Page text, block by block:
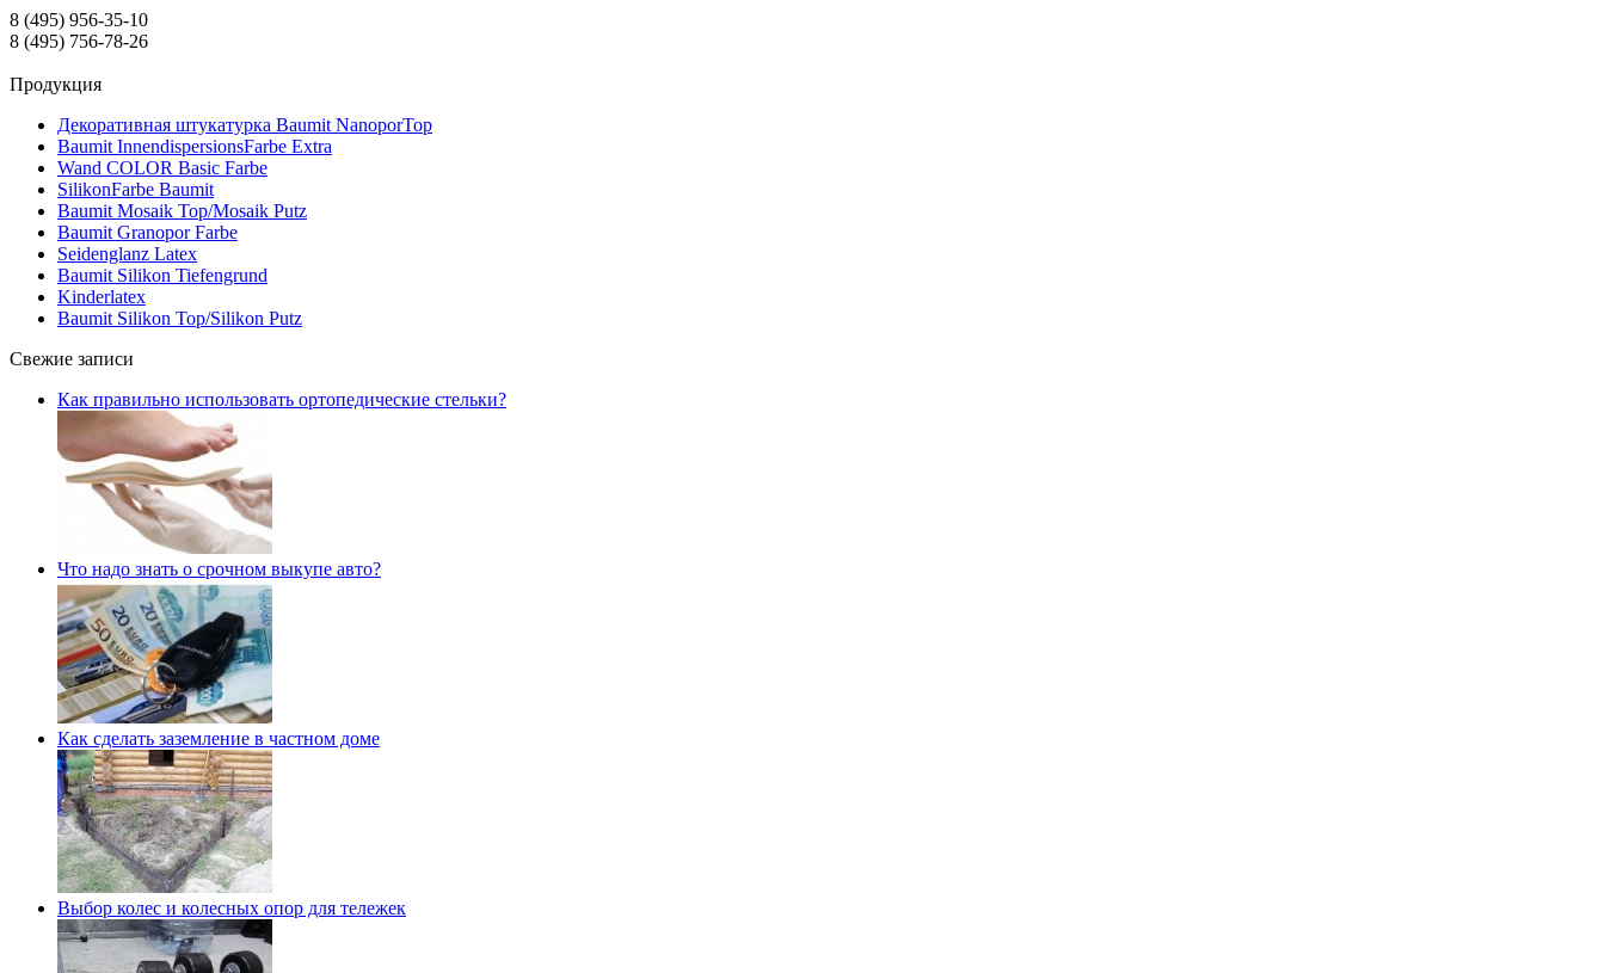
8 (495) 956-35-10
8 (495) 756-78-26
Продукция
Декоративная штукатурка Baumit NanoporTop
Baumit InnendispersionsFarbe Extra
Wand COLOR Basic Farbe
SilikonFarbe Baumit
Baumit Mosaik Top/Mosaik Putz
Baumit Granopor Farbe
Seidenglanz Latex
Baumit Silikon Tiefengrund
Kinderlatex
Baumit Silikon Top/Silikon Putz
Свежие записи
Как правильно использовать ортопедические стельки?
Что надо знать о срочном выкупе авто?
Как сделать заземление в частном доме
Выбор колес и колесных опор для тележек